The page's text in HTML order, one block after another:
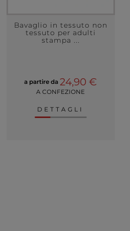
Bavaglio in tessuto non
tessuto per adulti
stampa ...
a partire da24,90 €
A CONFEZIONE
DETTAGLI